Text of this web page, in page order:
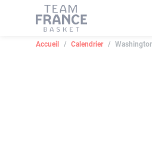
Accueil Calendrier
Panneau de gestion des cookies